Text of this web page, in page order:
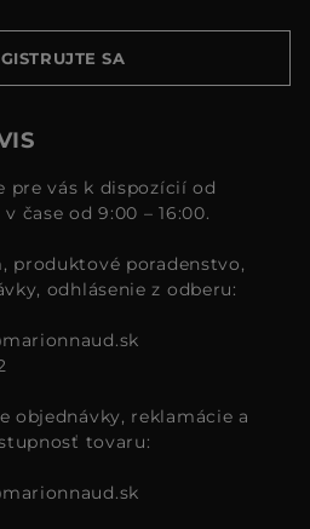
SA
pre vás k dispozícií od
čase od 9:00 – 16:00.
produktové poradenstvo,
odhlásenie z odberu:
objednávky, reklamácie a
tovaru: